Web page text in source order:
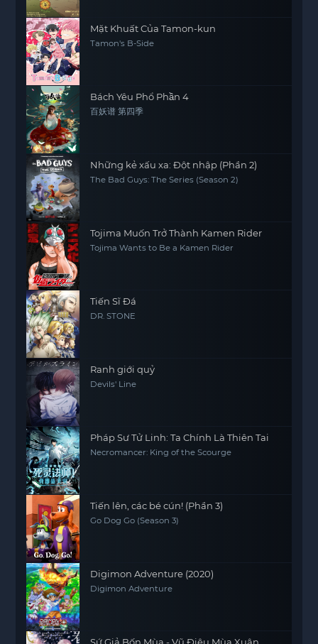
Mặt Khuất Của Tamon-kun
Tamon's B-Side
Bách Yêu Phổ Phần 4
百妖谱 第四季
Những kẻ xấu xa: Đột nhập (Phần 2)
The Bad Guys: The Series (Season 2)
Tojima Muốn Trở Thành Kamen Rider
Tojima Wants to Be a Kamen Rider
Tiến Sĩ Đá
DR. STONE
Ranh giới quỷ
Devils' Line
Pháp Sư Tử Linh: Ta Chính Là Thiên Tai
Necromancer: King of the Scourge
Tiến lên, các bé cún! (Phần 3)
Go Dog Go (Season 3)
Digimon Adventure (2020)
Digimon Adventure